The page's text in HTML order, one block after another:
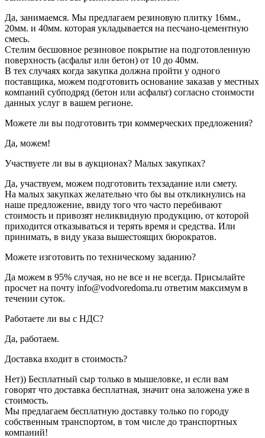
Да, занимаемся. Мы предлагаем резиновую плитку 16мм.,
20мм. и 40мм. которая укладывается на песчано-цементную
смесь.
Стелим бесшовное резиновое покрытие на подготовленную
поверхность (асфальт или бетон) от 10 до 40мм.
В тех случаях когда закупка должна пройти у одного
поставщика, можем подготовить основание заказав у местных
компаний субподряд (бетон или асфальт) согласно стоимости
данных услуг в вашем регионе.
Можете ли вы подготовить три коммерческих предложения?
Да, можем!
Участвуете ли вы в аукционах? Малых закупках?
Да, участвуем, можем подготовить техзадание или смету.
На малых закупках желательно что бы вы откликнулись на
наше предложение, ввиду того что часто перебивают
стоимость и привозят неликвидную продукцию, от которой
приходится отказываться и терять время и средства. Или
принимать, в виду указа вышестоящих бюрократов.
Можете изготовить по техническому заданию?
Да можем в 95% случая, но не все и не всегда. Присылайте
просчет на почту info@vodvoredoma.ru ответим максимум в
течении суток.
Работаете ли вы с НДС?
Да, работаем.
Доставка входит в стоимость?
Нет)) Бесплатный сыр только в мышеловке, и если вам
говорят что доставка бесплатная, значит она заложена уже в
стоимость.
Мы предлагаем бесплатную доставку только по городу
собственным транспортом, в том числе до транспортных
компаний!